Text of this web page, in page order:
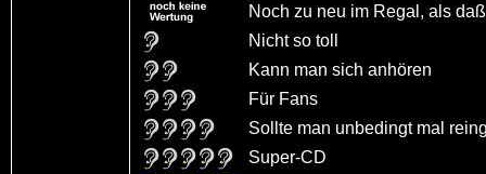
Noch zu neu im Regal, als
Nicht so toll
Kann man sich anhören
Für Fans
Sollte man unbedingt mal
Super-CD